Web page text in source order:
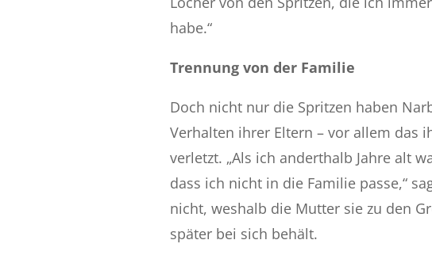
habe.“
Trennung von der Familie
Doch nicht nur die Spritzen haben
Verhalten ihrer Eltern – vor allem das
verletzt. „Als ich anderthalb Jahre alt
dass ich nicht in die Familie passe,“
nicht, weshalb die Mutter sie zu den
später bei sich behält.